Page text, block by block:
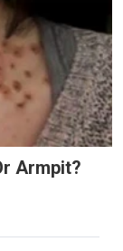
Armpit?